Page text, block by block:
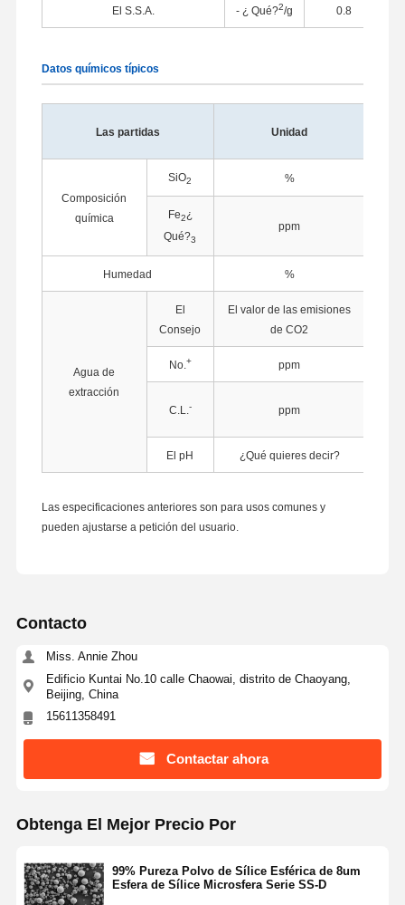
Nosotros
Fábrica
Microesferas de sílice monodispersas
Polvo de sílice esférico
Nanoesferas de sílice
Cosméticos de microesferas de sílice
Polvo de sílice fundida
polvo de alumina esférica
El S.S.A. - ¿ Qué?2/g 0.8
Datos químicos típicos
Las partidas Unidad
Composición
química
SiO2 %
Fe2¿
Qué?3
ppm
Humedad %
Agua de
extracción
El
Consejo
El valor de las emisiones
de CO2
No. + ppm
C.L. - ppm
El pH ¿Qué quieres decir?
Las especificaciones anteriores son para usos comunes y
pueden ajustarse a petición del usuario.
Contacto
Miss. Annie Zhou
Edificio Kuntai No.10 calle Chaowai, distrito de Chaoyang,
Beijing, China
15611358491
Contactar ahora
Obtenga El Mejor Precio Por
99% Pureza Polvo de Sílice Esférica de 8um
Esfera de Sílice Microsfera Serie SS-D